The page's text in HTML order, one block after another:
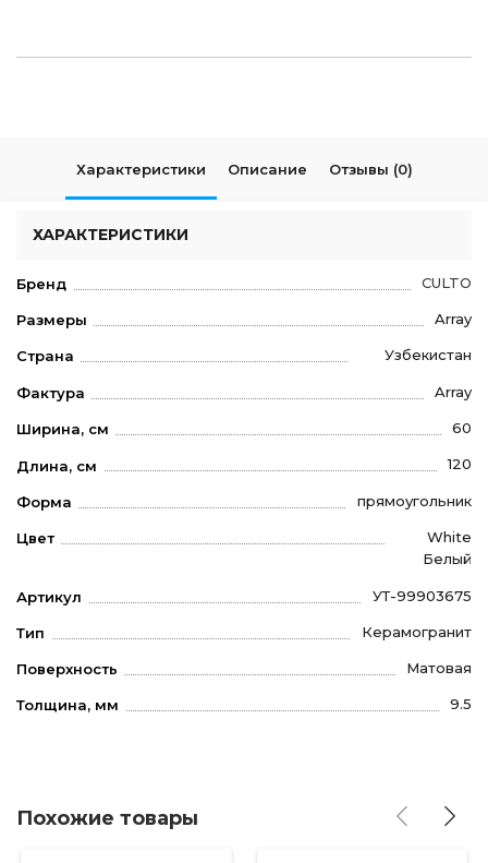
Характеристики Описание Отзывы (0)
ХАРАКТЕРИСТИКИ
Бренд CULTO
Размеры Array
Страна Узбекистан
Фактура Array
Ширина, см 60
Длина, см 120
Форма прямоугольник
Цвет
White
Белый
Артикул УТ-99903675
Тип Керамогранит
Поверхность Матовая
Толщина, мм 9.5
Похожие товары